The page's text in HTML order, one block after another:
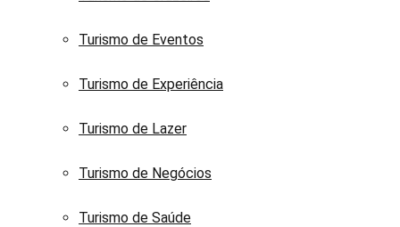
Turismo de Eventos
Turismo de Experiência
Turismo de Lazer
Turismo de Negócios
Turismo de Saúde